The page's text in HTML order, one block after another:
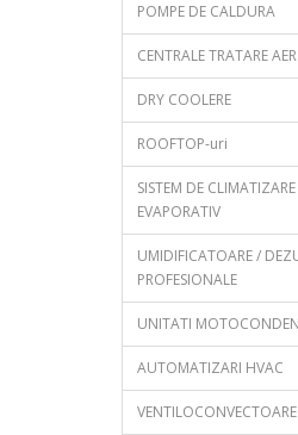
POMPE DE CALDURA
CENTRALE TRATARE AER
DRY COOLERE
ROOFTOP-uri
SISTEM DE
EVAPORATIV
UMIDIFICATOARE /
PROFESIONALE
UNITATI
AUTOMATIZARI HVAC